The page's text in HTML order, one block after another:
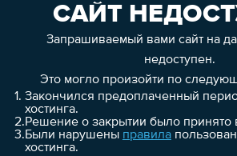
САЙТ
Запрашиваемый вами сайт на
недоступен.
Это могло произойти по
1. Закончился предоплаченный
хостинга.
2.Решение о закрытии было принято
3.Были нарушены правила
хостинга.